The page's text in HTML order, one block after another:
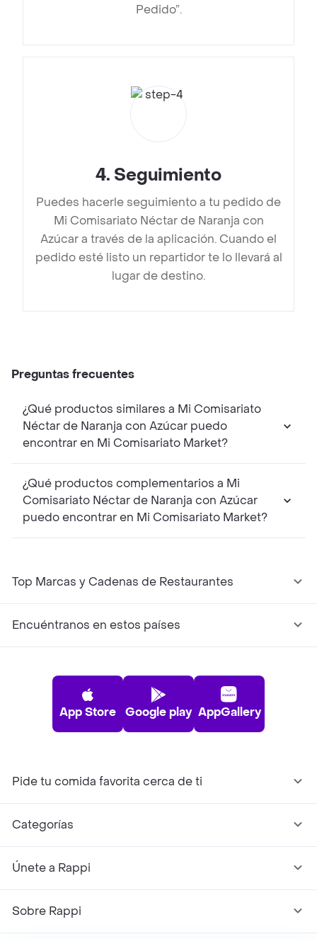
Pedido”.
4. Seguimiento
Puedes hacerle seguimiento a tu pedido de
Mi Comisariato Néctar de Naranja con
Azúcar a través de la aplicación. Cuando el
pedido esté listo un repartidor te lo llevará al
lugar de destino.
Preguntas frecuentes
¿Qué productos similares a Mi Comisariato
Néctar de Naranja con Azúcar puedo
encontrar en Mi Comisariato Market?
¿Qué productos complementarios a Mi
Comisariato Néctar de Naranja con Azúcar
puedo encontrar en Mi Comisariato Market?
Top Marcas y Cadenas de Restaurantes
Encuéntranos en estos países
App Store Google play AppGallery
Pide tu comida favorita cerca de ti
Categorías
Únete a Rappi
Sobre Rappi